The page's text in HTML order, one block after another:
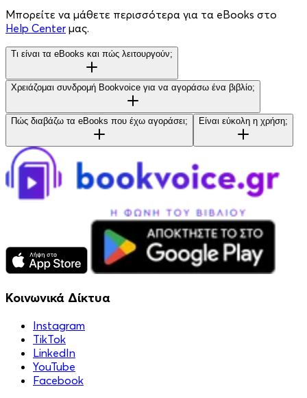
Μπορείτε να μάθετε περισσότερα για τα eBooks στο
Help Center μας.
Τι είναι τα eBooks και πώς λειτουργούν;
Χρειάζομαι συνδρομή Bookvoice για να αγοράσω ένα βιβλίο;
Πώς διαβάζω τα eBooks που έχω αγοράσει; Είναι εύκολη η χρήση;
Κοινωνικά Δίκτυα
Instagram
TikTok
LinkedIn
YouTube
Facebook